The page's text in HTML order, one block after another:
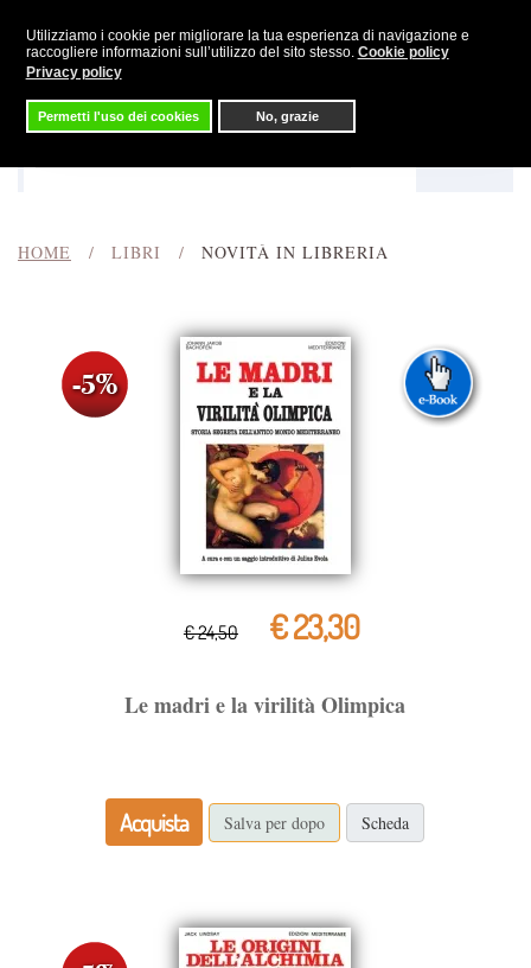
Utilizziamo i cookie per migliorare la tua esperienza di navigazione e
raccogliere informazioni sull’utilizzo del sito stesso. Cookie policy
Privacy policy
Permetti l'uso dei cookies No, grazie
Skip to main content
HOME LIBRI NOVITÀ IN LIBRERIA
€ 24,50 € 23,30
Le madri e la virilità Olimpica
Acquista Salva per dopo Scheda